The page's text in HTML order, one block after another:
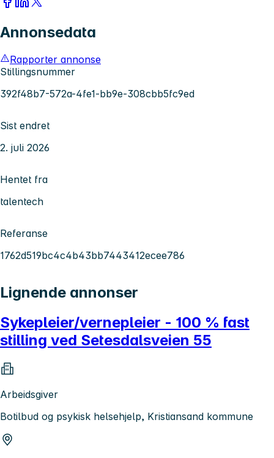
Annonsedata
Rapporter annonse
Stillingsnummer
392f48b7-572a-4fe1-bb9e-308cbb5fc9ed
Sist endret
2. juli 2026
Hentet fra
talentech
Referanse
1762d519bc4c4b43bb7443412ecee786
Lignende annonser
Sykepleier/vernepleier - 100 % fast
stilling ved Setesdalsveien 55
Arbeidsgiver
Botilbud og psykisk helsehjelp, Kristiansand kommune